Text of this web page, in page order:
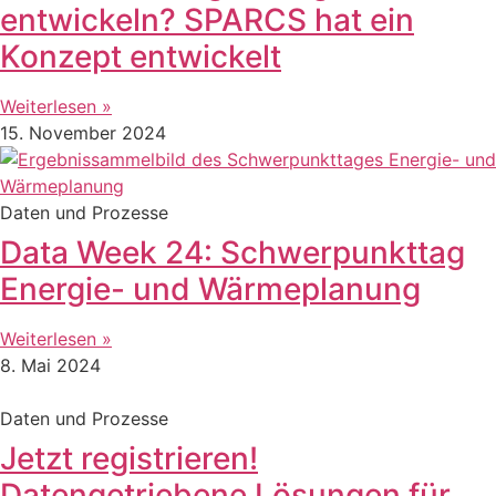
entwickeln? SPARCS hat ein
Konzept entwickelt
Weiterlesen »
15. November 2024
Daten und Prozesse
Data Week 24: Schwerpunkttag
Energie- und Wärmeplanung
Weiterlesen »
8. Mai 2024
Daten und Prozesse
Jetzt registrieren!